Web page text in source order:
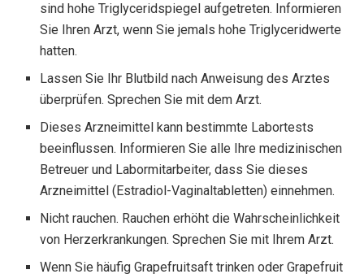
sind hohe Triglyceridspiegel aufgetreten. Informieren
Sie Ihren Arzt, wenn Sie jemals hohe Triglyceridwerte
hatten.
Lassen Sie Ihr Blutbild nach Anweisung des Arztes
überprüfen. Sprechen Sie mit dem Arzt.
Dieses Arzneimittel kann bestimmte Labortests
beeinflussen. Informieren Sie alle Ihre medizinischen
Betreuer und Labormitarbeiter, dass Sie dieses
Arzneimittel (Estradiol-Vaginaltabletten) einnehmen.
Nicht rauchen. Rauchen erhöht die Wahrscheinlichkeit
von Herzerkrankungen. Sprechen Sie mit Ihrem Arzt.
Wenn Sie häufig Grapefruitsaft trinken oder Grapefruit